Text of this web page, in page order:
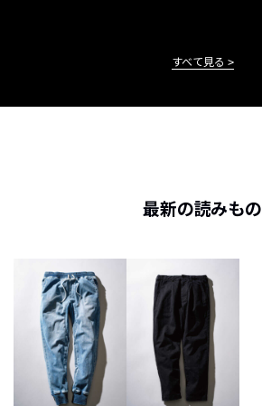
すべて見る
最新の読みもの